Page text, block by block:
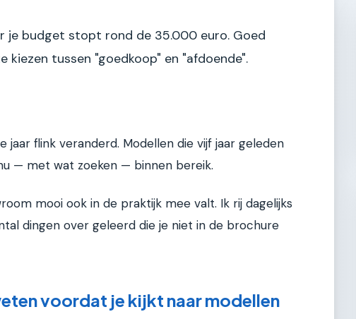
je budget stopt rond de 35.000 euro. Goed
kiezen tussen "goedkoop" en "afdoende".
jaar flink veranderd. Modellen die vijf jaar geleden
— met wat zoeken — binnen bereik.
mooi ook in de praktijk mee valt. Ik rij dagelijks
dingen over geleerd die je niet in de brochure
voordat je kijkt naar modellen